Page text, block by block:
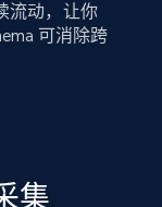
流动，让你
可消除跨
集